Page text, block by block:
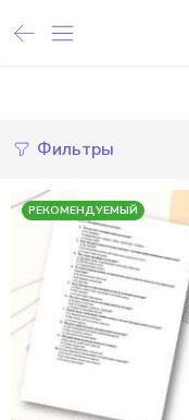
Внимание! При оплате
Фильтры
РЕКОМЕНДУЕМЫЙ